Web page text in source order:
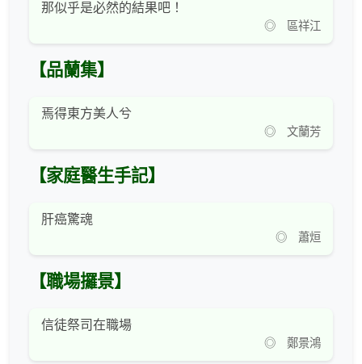
那似乎是必然的結果吧！
◎ 區祥江
【品蘭集】
焉得東方美人兮
◎ 文蘭芳
【家庭醫生手記】
肝癌驚魂
◎ 蕭烜
【職場攞景】
信徒祭司在職場
◎ 鄭景鴻